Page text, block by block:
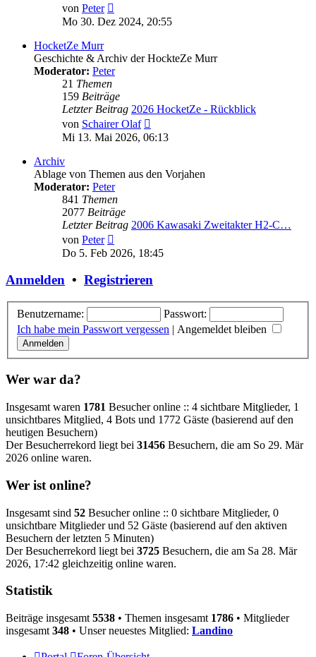
von Peter
Beitrag
Mo 30. Dez 2024, 20:55
HocketZe Murr
Geschichte & Archiv der HockteZe Murr
Moderator: Peter
21 Themen
159 Beiträge
Letzter Beitrag 2026 HocketZe - Rückblick
von Schairer Olaf
Beitrag
Mi 13. Mai 2026, 06:13
Archiv
Ablage von Themen aus den Vorjahen
Moderator: Peter
841 Themen
2077 Beiträge
Letzter Beitrag 2006 Kawasaki Zweitakter H2-C…
von Peter
Beitrag
Do 5. Feb 2026, 18:45
Anmelden • Registrieren
Benutzername:
Passwort:
Ich habe mein Passwort vergessen | Angemeldet bleiben
Wer war da?
Insgesamt waren 1781 Besucher online :: 4 sichtbare Mitglieder, 1
unsichtbares Mitglied, 4 Bots und 1772 Gäste (basierend auf den
heutigen Besuchern)
Der Besucherrekord liegt bei 31456 Besuchern, die am So 29. Mär
2026 online waren.
Wer ist online?
Insgesamt sind 52 Besucher online :: 0 sichtbare Mitglieder, 0
unsichtbare Mitglieder und 52 Gäste (basierend auf den aktiven
Besuchern der letzten 5 Minuten)
Der Besucherrekord liegt bei 3725 Besuchern, die am Sa 28. Mär
2026, 17:42 gleichzeitig online waren.
Statistik
Beiträge insgesamt 5538 • Themen insgesamt 1786 • Mitglieder
insgesamt 348 • Unser neuestes Mitglied: Landino